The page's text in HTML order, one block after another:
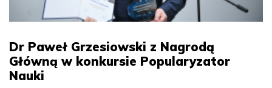
Dr Paweł Grzesiowski z Nagrodą
Główną w konkursie Popularyzator
Nauki